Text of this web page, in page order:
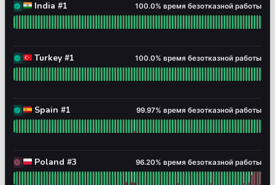
🇮🇳 India #1 - Работает
🇮🇳 India #1 100.0% время безотказной работы
🇹🇷 Turkey #1 - Работает
🇹🇷 Turkey #1 100% - время безотказной
100.0% время безотказной работы
🇪🇸 Spain #1 - Работает
🇪🇸 Spain #1 100% - время безотказной
99.97% время безотказной работы
🇵🇱 Poland #3 - Полная недоступность
🇵🇱 Poland #3 96% - время безотказной
96.20% время безотказной работы
Читать график времени безотказной работы для